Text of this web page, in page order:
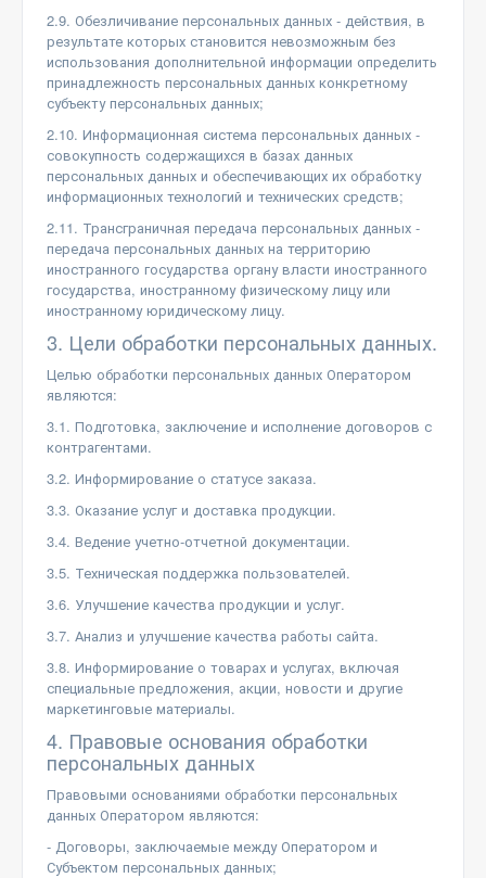
2.9. Обезличивание персональных данных - действия, в
результате которых становится невозможным без
использования дополнительной информации определить
принадлежность персональных данных конкретному
субъекту персональных данных;
2.10. Информационная система персональных данных -
совокупность содержащихся в базах данных
персональных данных и обеспечивающих их обработку
информационных технологий и технических средств;
2.11. Трансграничная передача персональных данных -
передача персональных данных на территорию
иностранного государства органу власти иностранного
государства, иностранному физическому лицу или
иностранному юридическому лицу.
3. Цели обработки персональных данных.
Целью обработки персональных данных Оператором
являются:
3.1. Подготовка, заключение и исполнение договоров с
контрагентами.
3.2. Информирование о статусе заказа.
3.3. Оказание услуг и доставка продукции.
3.4. Ведение учетно-отчетной документации.
3.5. Техническая поддержка пользователей.
3.6. Улучшение качества продукции и услуг.
3.7. Анализ и улучшение качества работы сайта.
3.8. Информирование о товарах и услугах, включая
специальные предложения, акции, новости и другие
маркетинговые материалы.
4. Правовые основания обработки
персональных данных
Правовыми основаниями обработки персональных
данных Оператором являются:
- Договоры, заключаемые между Оператором и
Субъектом персональных данных;